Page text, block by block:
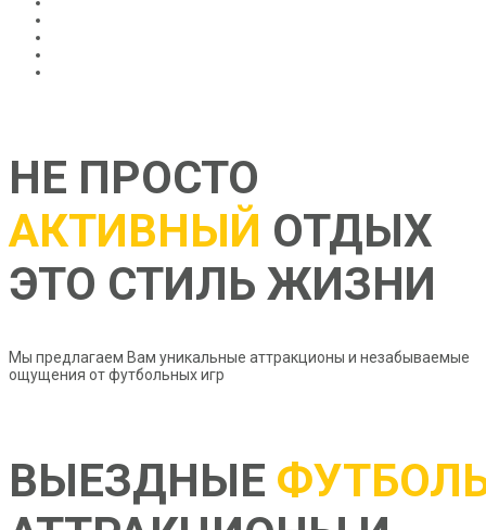
НЕ ПРОСТО
АКТИВНЫЙ ОТДЫХ
ЭТО СТИЛЬ ЖИЗНИ
Мы предлагаем Вам уникальные аттракционы и незабываемые
ощущения от футбольных игр
ВЫЕЗДНЫЕ